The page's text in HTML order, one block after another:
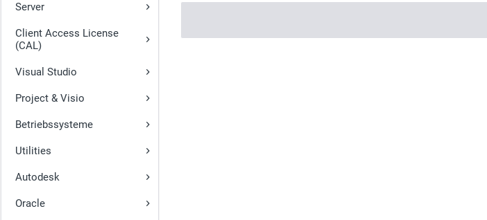
Server
Client Access License
(CAL)
Visual Studio
Project & Visio
Betriebssysteme
Utilities
Autodesk
Oracle